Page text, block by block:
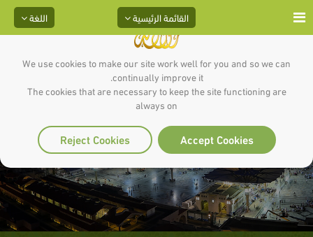
We use cookies to make our site work well for you and so we can
continually improve it.
The cookies that are necessary to keep the site functioning are
always on
Accept Cookies
Reject Cookies
اللغة القائمة الرئيسية
الرسول و اليهود